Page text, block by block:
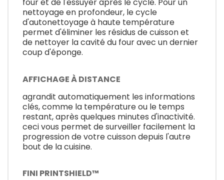
four et de l'essuyer après le cycle. Pour un
nettoyage en profondeur, le cycle
d'autonettoyage à haute température
permet d'éliminer les résidus de cuisson et
de nettoyer la cavité du four avec un dernier
coup d'éponge.
AFFICHAGE À DISTANCE
agrandit automatiquement les informations
clés, comme la température ou le temps
restant, après quelques minutes d'inactivité.
ceci vous permet de surveiller facilement la
progression de votre cuisson depuis l'autre
bout de la cuisine.
FINI PRINTSHIELD™